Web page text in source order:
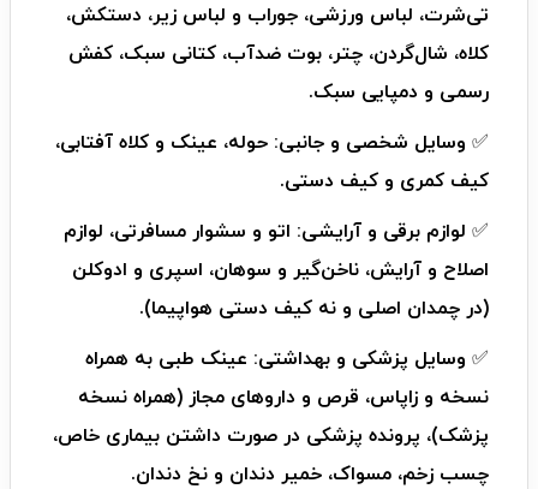
تی‌شرت، لباس ورزشی، جوراب و لباس زیر، دستکش،
کلاه، شال‌گردن، چتر، بوت ضدآب، کتانی سبک، کفش
رسمی و دمپایی سبک.
✅ وسایل شخصی و جانبی: حوله، عینک و کلاه آفتابی،
کیف کمری و کیف دستی.
✅ لوازم برقی و آرایشی: اتو و سشوار مسافرتی، لوازم
اصلاح و آرایش، ناخن‌گیر و سوهان، اسپری و ادوکلن
(در چمدان اصلی و نه کیف دستی هواپیما).
✅ وسایل پزشکی و بهداشتی: عینک طبی به همراه
نسخه و زاپاس، قرص و داروهای مجاز (همراه نسخه
پزشک)، پرونده پزشکی در صورت داشتن بیماری خاص،
چسب زخم، مسواک، خمیر دندان و نخ دندان.